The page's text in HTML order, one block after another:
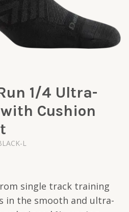
1/4 Ultra-
Cushion
L
single track training
in the smooth and ultra-